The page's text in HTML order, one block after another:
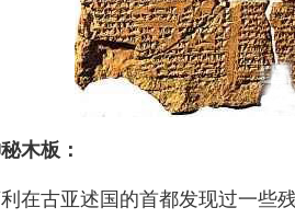
木板：
在古亚述国的首都发现过一些